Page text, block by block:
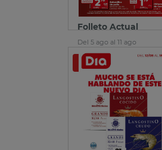
Folleto Actual
Del 5 ago al 11 ago
Ver folleto